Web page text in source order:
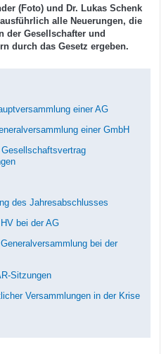
(Foto) und Dr. Lukas Schenk
alle Neuerungen, die
der Gesellschafter und
durch das Gesetz ergeben.
einer AG
einer GmbH
des Jahresabschlusses
bei der AG
bei der
Sitzungen
Versammlungen in der Krise